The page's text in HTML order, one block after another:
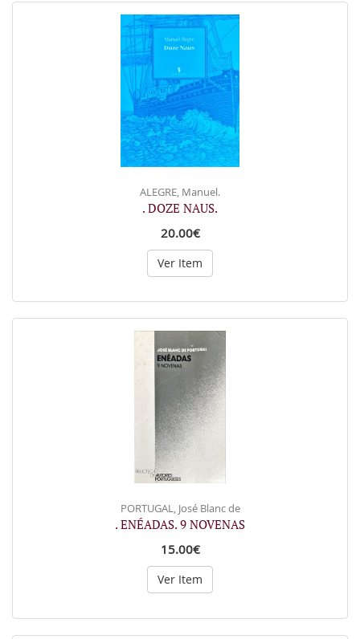
ALEGRE, Manuel.
. DOZE NAUS.
20.00€
Ver Item
PORTUGAL, José Blanc de
. ENÉADAS. 9 NOVENAS
15.00€
Ver Item